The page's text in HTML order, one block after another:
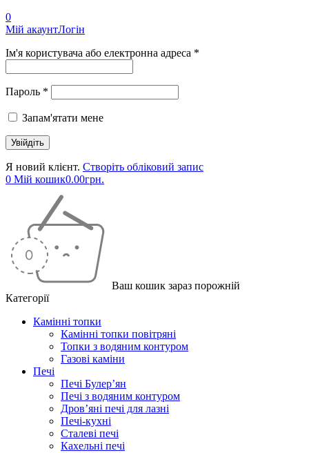
0
Мій акаунтЛогін
Ім'я користувача або електронна адреса *
Пароль *
Запам'ятати мене
Я новий клієнт. Створіть обліковий запис
0 Мій кошик0.00грн.
Ваш кошик зараз порожній
Категорії
Камінні топки
Камінні топки повітряні
Топки з водяним контуром
Газові каміни
Печі
Печі Булер’ян
Печі з водяним контуром
Дров’яні печі для лазні
Печі-кухні
Сталеві печі
Кахельні печі